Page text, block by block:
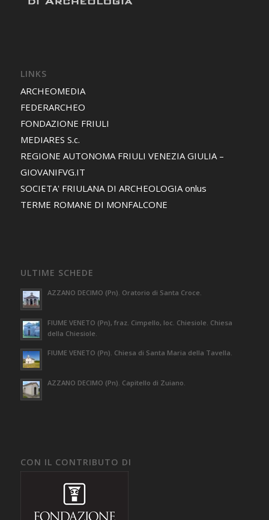
LINKS
ARCHEOMEDIA
FEDERARCHEO
FONDAZIONE FRIULI
MEDIARES S.c.
REGIONE AUTONOMA FRIULI VENEZIA GIULIA –
GIOVANIFVG.IT
SOCIETA' FRIULANA DI ARCHEOLOGIA onlus
TERME ROMANE DI MONFALCONE
ULTIME SCHEDE
AZZANO DECIMO (Pn). Oratorio di Santa Croce.
FIUME VENETO (Pn), fraz. Cimpello, loc. Chiesiole. Chiesa
della Chiesiole.
FIUME VENETO (Pn). Chiesa di Santa Maria della Tavella.
AZZANO DECIMO (Pn). Capitello di Zuiano.
CON IL CONTRIBUTO DI